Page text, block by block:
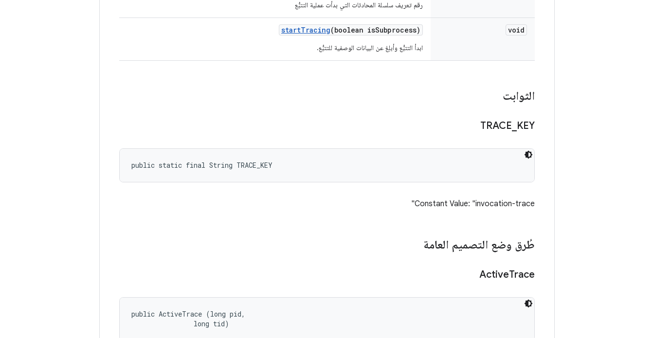
رقم تعريف سلسلة المحادثات التي بدأت عملية التتبُّع
void
startTracing(boolean isSubprocess)
ابدأ التتبُّع وأبلِغ عن البيانات الوصفية للتتبُّع.
الثوابت
TRACE KEY
public static final String TRACE_KEY
Constant Value: "invocation-trace"
طُرق وضع التصميم العامة
ActiveTrace
public ActiveTrace (long pid,
                long tid)